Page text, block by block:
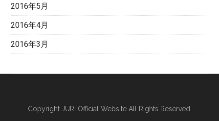
2016年5月
2016年4月
2016年3月
Copyright JURI Official WebsiteAll Rights Reserved.